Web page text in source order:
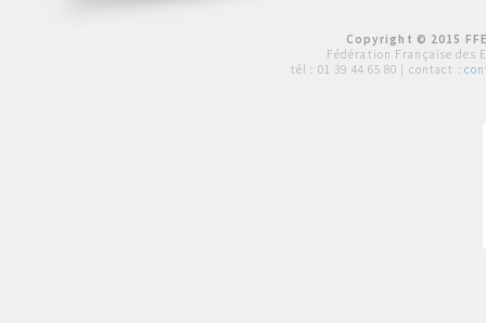
Copyright © 2015
Fédération Française des
tél : 01 39 44 65 80 | contact :